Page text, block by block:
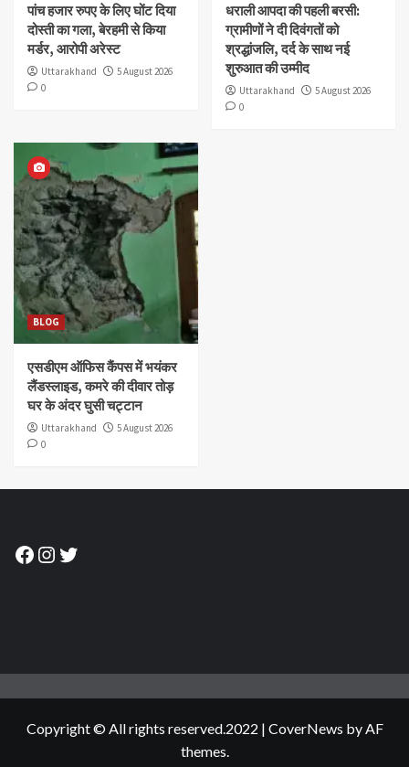
पांच हजार रुपए के लिए घोंट दिया
दोस्ती का गला, बेरहमी से किया
मर्डर, आरोपी अरेस्ट
Uttarakhand
5 August 2026
0
धराली आपदा की पहली बरसी:
ग्रामीणों ने दी दिवंगतों को
श्रद्धांजलि, दर्द के साथ नई
शुरुआत की उम्मीद
Uttarakhand
5 August 2026
0
BLOG
एसडीएम ऑफिस कैंपस में भयंकर
लैंडस्लाइड, कमरे की दीवार तोड़
घर के अंदर घुसी चट्टान
Uttarakhand
5 August 2026
0
Facebook
Instagram
Twitter
Copyright © All rights reserved.2022 | CoverNews by AF
themes.